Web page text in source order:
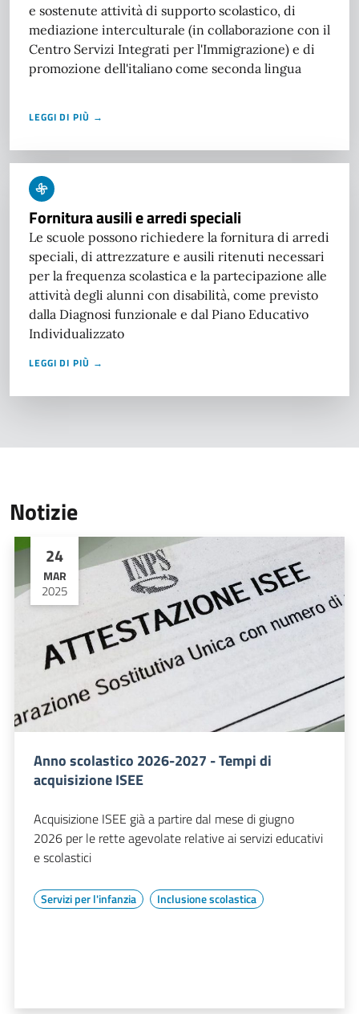
e sostenute attività di supporto scolastico, di
mediazione interculturale (in collaborazione con il
Centro Servizi Integrati per l'Immigrazione) e di
promozione dell'italiano come seconda lingua
LEGGI DI PIÙ →
Fornitura ausili e arredi speciali
Le scuole possono richiedere la fornitura di arredi
speciali, di attrezzature e ausili ritenuti necessari
per la frequenza scolastica e la partecipazione alle
attività degli alunni con disabilità, come previsto
dalla Diagnosi funzionale e dal Piano Educativo
Individualizzato
LEGGI DI PIÙ →
Notizie
24
MAR
2025
Anno scolastico 2026-2027 - Tempi di
acquisizione ISEE
Acquisizione ISEE già a partire dal mese di giugno
2026 per le rette agevolate relative ai servizi educativi
e scolastici
Servizi per l'infanzia Inclusione scolastica